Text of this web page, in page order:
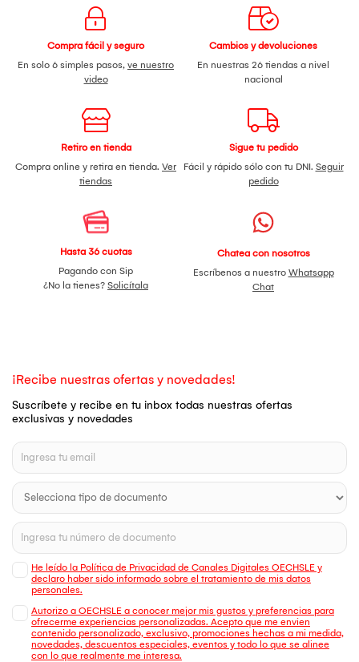
Compra fácil y seguro
En solo 6 simples pasos, ve nuestro
video
Cambios y devoluciones
En nuestras 26 tiendas a nivel
nacional
Retiro en tienda
Compra online y retira en tienda. Ver
tiendas
Sigue tu pedido
Fácil y rápido sólo con tu DNI. Seguir
pedido
Hasta 36 cuotas
Pagando con Sip
¿No la tienes? Solicítala
Chatea con nosotros
Escríbenos a nuestro Whatsapp
Chat
¡Recibe nuestras ofertas y novedades!
Suscríbete y recibe en tu inbox todas nuestras ofertas
exclusivas y novedades
He leído la Política de Privacidad de Canales Digitales OECHSLE y
declaro haber sido informado sobre el tratamiento de mis datos
personales.
Autorizo a OECHSLE a conocer mejor mis gustos y preferencias para
ofrecerme experiencias personalizadas. Acepto que me envien
contenido personalizado, exclusivo, promociones hechas a mi medida,
novedades, descuentos especiales, eventos y todo lo que se alinee
con lo que realmente me interesa.